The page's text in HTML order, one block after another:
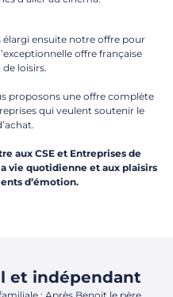
élargi ensuite notre offre pour
offre française
loisirs.
proposons une offre complète
qui veulent soutenir le
aux CSE et Entreprises de
vie quotidienne et aux plaisirs
d’émotion.
et indépendant